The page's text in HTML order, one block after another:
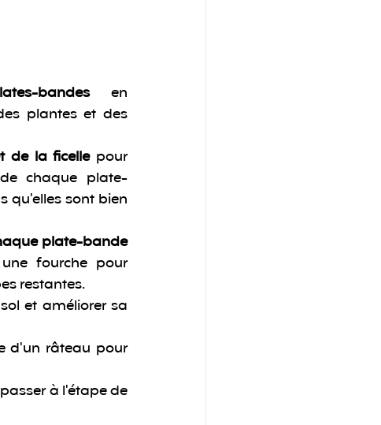
bandes en
plantes et des
de la ficelle pour
chaque plate-
qu'elles sont bien
plate-bande
fourche pour
restantes.
et améliorer sa
d'un râteau pour
à l'étape de